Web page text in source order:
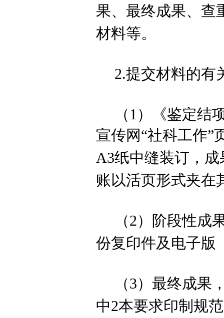
果、 最终成果、 查
材料等。
2.提交材料的有
（1）《鉴定结
宣传网“社科工作”
A3纸中缝装订， 成
账以活页形式夹在
（2）阶段性成
份复印件及电子版
（3）最终成果
中2本要求印制规